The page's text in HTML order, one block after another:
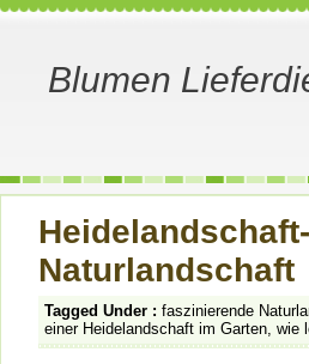
Blumen
Naturlandschaft
Tagged Under : faszinierende
einer Heidelandschaft im Garten, wie